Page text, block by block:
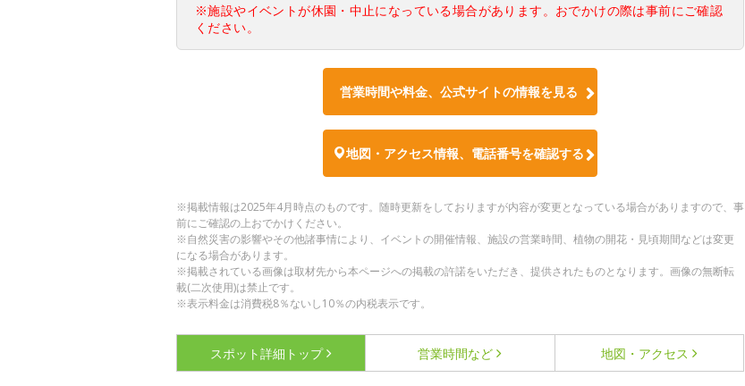
※施設やイベントが休園・中止になっている場合があります。おでかけの際は事前にご確認
ください。
営業時間や料金、公式サイトの情報を見る
地図・アクセス情報、電話番号を確認する
※掲載情報は2025年4月時点のものです。随時更新をしておりますが内容が変更となっている場合がありますので、事
前にご確認の上おでかけください。
※自然災害の影響やその他諸事情により、イベントの開催情報、施設の営業時間、植物の開花・見頃期間などは変更
になる場合があります。
※掲載されている画像は取材先から本ページへの掲載の許諾をいただき、提供されたものとなります。画像の無断転
載(二次使用)は禁止です。
※表示料金は消費税8％ないし10％の内税表示です。
スポット詳細 トップ 営業時間など 地図・アクセス